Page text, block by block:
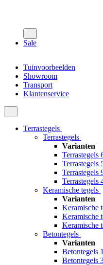
Sale
Tuinvoorbeelden
Showroom
Transport
Klantenservice
Terrastegels
Terrastegels
Varianten
Terrastegels
Terrastegels
Terrastegels
Terrastegels
Keramische tegels
Varianten
Keramische
Keramische
Keramische
Betontegels
Varianten
Betontegels
Betontegels